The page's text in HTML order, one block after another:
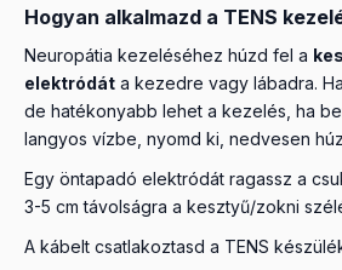
Hogyan alkalmazd a TENS
Neuropátia kezeléséhez húzd fel a
elektródát a kezedre vagy lábadra.
de hatékonyabb lehet a kezelés, ha
langyos vízbe, nyomd ki, nedvesen
Egy öntapadó elektródát ragassz a
3-5 cm távolságra a kesztyű/zokni
A kábelt csatlakoztasd a TENS